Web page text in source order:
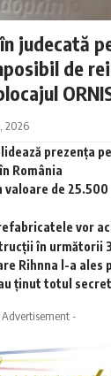
judecată
de
2026
prezența
România
valoare de 25.500
vor
în următorii
Rihnna l-a ales
ținut totul secret
-